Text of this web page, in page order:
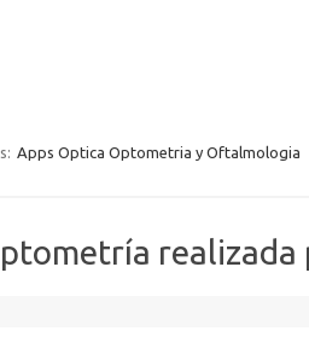
Apps Optica Optometria y Oftalmologia
realizada